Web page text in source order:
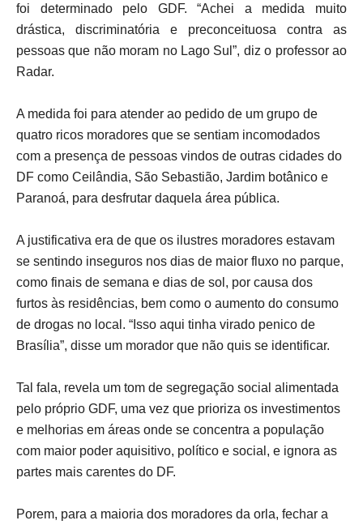
foi determinado pelo GDF. “Achei a medida muito
drástica, discriminatória e preconceituosa contra as
pessoas que não moram no Lago Sul”, diz o professor ao
Radar.
A medida foi para atender ao pedido de um grupo de
quatro ricos moradores que se sentiam incomodados
com a presença de pessoas vindos de outras cidades do
DF como Ceilândia, São Sebastião, Jardim botânico e
Paranoá, para desfrutar daquela área pública.
A justificativa era de que os ilustres moradores estavam
se sentindo inseguros nos dias de maior fluxo no parque,
como finais de semana e dias de sol, por causa dos
furtos às residências, bem como o aumento do consumo
de drogas no local. “Isso aqui tinha virado penico de
Brasília”, disse um morador que não quis se identificar.
Tal fala, revela um tom de segregação social alimentada
pelo próprio GDF, uma vez que prioriza os investimentos
e melhorias em áreas onde se concentra a população
com maior poder aquisitivo, político e social, e ignora as
partes mais carentes do DF.
Porem, para a maioria dos moradores da orla, fechar a